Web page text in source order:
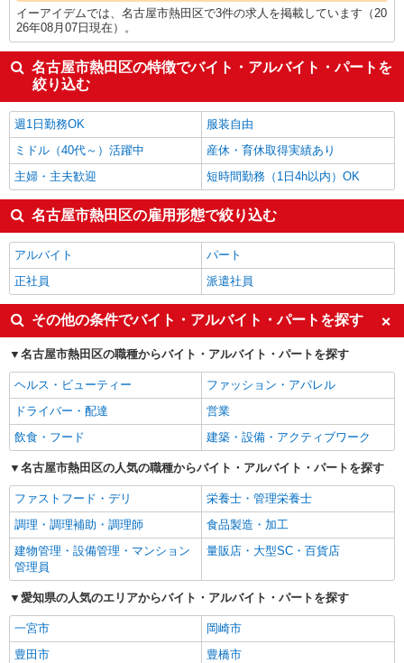
イーアイデムでは、名古屋市熱田区で3件の求人を掲載しています（20
26年08月07日現在）。
名古屋市熱田区の特徴でバイト・アルバイト・パートを
絞り込む
週1日勤務OK
服装自由
ミドル（40代～）活躍中
産休・育休取得実績あり
主婦・主夫歓迎
短時間勤務（1日4h以内）OK
名古屋市熱田区の雇用形態で絞り込む
アルバイト
パート
正社員
派遣社員
その他の条件でバイト・アルバイト・パートを探す
名古屋市熱田区の職種からバイト・アルバイト・パートを探す
ヘルス・ビューティー
ファッション・アパレル
ドライバー・配達
営業
飲食・フード
建築・設備・アクティブワーク
名古屋市熱田区の人気の職種からバイト・アルバイト・パートを探す
ファストフード・デリ
栄養士・管理栄養士
調理・調理補助・調理師
食品製造・加工
建物管理・設備管理・マンション
管理員
量販店・大型SC・百貨店
愛知県の人気のエリアからバイト・アルバイト・パートを探す
一宮市
岡崎市
豊田市
豊橋市